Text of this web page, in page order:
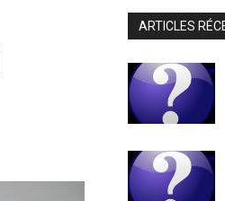
ARTICLES